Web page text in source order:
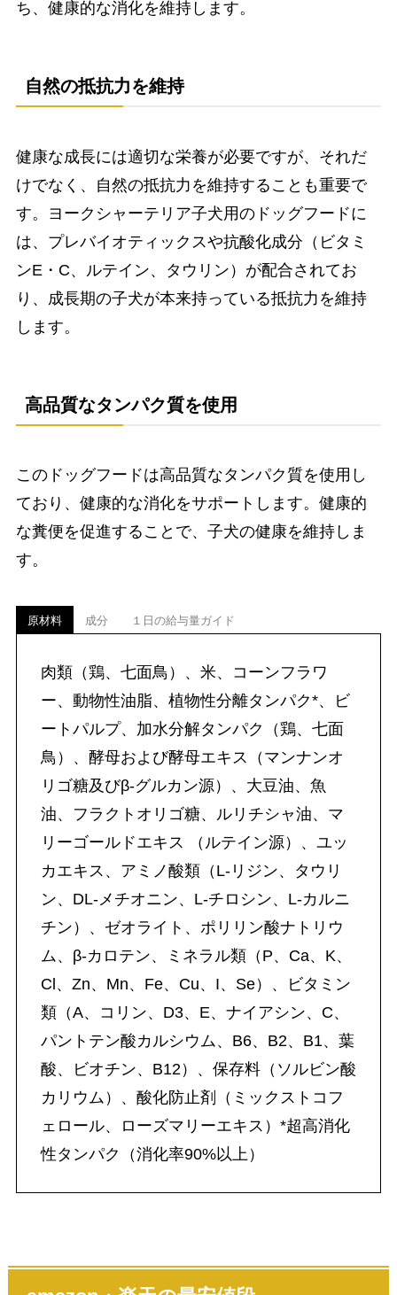
ち、健康的な消化を維持します。
自然の抵抗力を維持
健康な成長には適切な栄養が必要ですが、それだ
けでなく、自然の抵抗力を維持することも重要で
す。ヨークシャーテリア子犬用のドッグフードに
は、プレバイオティックスや抗酸化成分（ビタミ
ンE・C、ルテイン、タウリン）が配合されてお
り、成長期の子犬が本来持っている抵抗力を維持
します。
高品質なタンパク質を使用
このドッグフードは高品質なタンパク質を使用し
ており、健康的な消化をサポートします。健康的
な糞便を促進することで、子犬の健康を維持しま
す。
原材料 成分 １日の給与量ガイド
肉類（鶏、七面鳥）、米、コーンフラワ
ー、動物性油脂、植物性分離タンパク*、ビ
ートパルプ、加水分解タンパク（鶏、七面
鳥）、酵母および酵母エキス（マンナンオ
リゴ糖及びβ-グルカン源）、大豆油、魚
油、フラクトオリゴ糖、ルリチシャ油、マ
リーゴールドエキス （ルテイン源）、ユッ
カエキス、アミノ酸類（L-リジン、タウリ
ン、DL-メチオニン、L-チロシン、L-カルニ
チン）、ゼオライト、ポリリン酸ナトリウ
ム、β-カロテン、ミネラル類（P、Ca、K、
Cl、Zn、Mn、Fe、Cu、I、Se）、ビタミン
類（A、コリン、D3、E、ナイアシン、C、
パントテン酸カルシウム、B6、B2、B1、葉
酸、ビオチン、B12）、保存料（ソルビン酸
カリウム）、酸化防止剤（ミックストコフ
ェロール、ローズマリーエキス）*超高消化
性タンパク（消化率90%以上）